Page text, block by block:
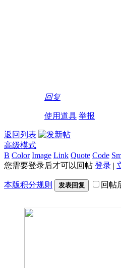
回复
使用道具 举报
返回列表
高级模式
B Color Image Link Quote Code
您需要登录后才可以回帖 登录 |
本版积分规则 发表回复 回帖